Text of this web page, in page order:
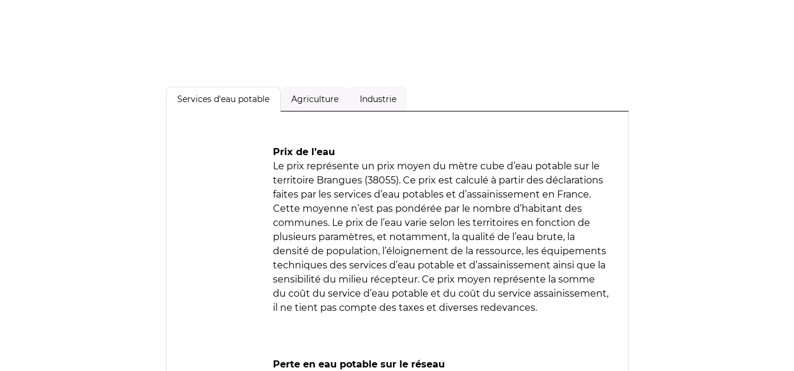
Services d'eau potable Agriculture Industrie
Prix de l’eau
Le prix représente un prix moyen du mètre cube d’eau potable sur le
territoire Brangues (38055). Ce prix est calculé à partir des déclarations
faites par les services d’eau potables et d’assainissement en France.
Cette moyenne n’est pas pondérée par le nombre d’habitant des
communes. Le prix de l’eau varie selon les territoires en fonction de
plusieurs paramètres, et notamment, la qualité de l’eau brute, la
densité de population, l’éloignement de la ressource, les équipements
techniques des services d’eau potable et d’assainissement ainsi que la
sensibilité du milieu récepteur. Ce prix moyen représente la somme
du coût du service d’eau potable et du coût du service assainissement,
il ne tient pas compte des taxes et diverses redevances.
Perte en eau potable sur le réseau